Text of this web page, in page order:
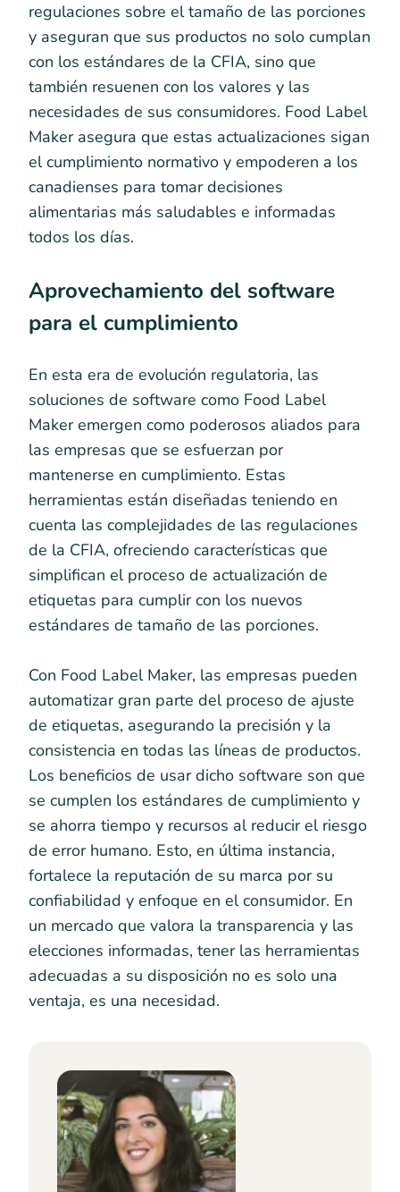
regulaciones sobre el tamaño de las porciones
y aseguran que sus productos no solo cumplan
con los estándares de la CFIA, sino que
también resuenen con los valores y las
necesidades de sus consumidores. Food Label
Maker asegura que estas actualizaciones sigan
el cumplimiento normativo y empoderen a los
canadienses para tomar decisiones
alimentarias más saludables e informadas
todos los días.
Aprovechamiento del software
para el cumplimiento
En esta era de evolución regulatoria, las
soluciones de software como Food Label
Maker emergen como poderosos aliados para
las empresas que se esfuerzan por
mantenerse en cumplimiento. Estas
herramientas están diseñadas teniendo en
cuenta las complejidades de las regulaciones
de la CFIA, ofreciendo características que
simplifican el proceso de actualización de
etiquetas para cumplir con los nuevos
estándares de tamaño de las porciones.
Con Food Label Maker, las empresas pueden
automatizar gran parte del proceso de ajuste
de etiquetas, asegurando la precisión y la
consistencia en todas las líneas de productos.
Los beneficios de usar dicho software son que
se cumplen los estándares de cumplimiento y
se ahorra tiempo y recursos al reducir el riesgo
de error humano. Esto, en última instancia,
fortalece la reputación de su marca por su
confiabilidad y enfoque en el consumidor. En
un mercado que valora la transparencia y las
elecciones informadas, tener las herramientas
adecuadas a su disposición no es solo una
ventaja, es una necesidad.